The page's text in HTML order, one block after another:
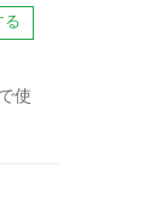
る
使